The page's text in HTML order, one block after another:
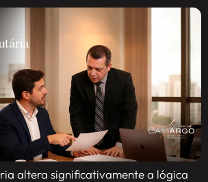
altera significativamente a lógica